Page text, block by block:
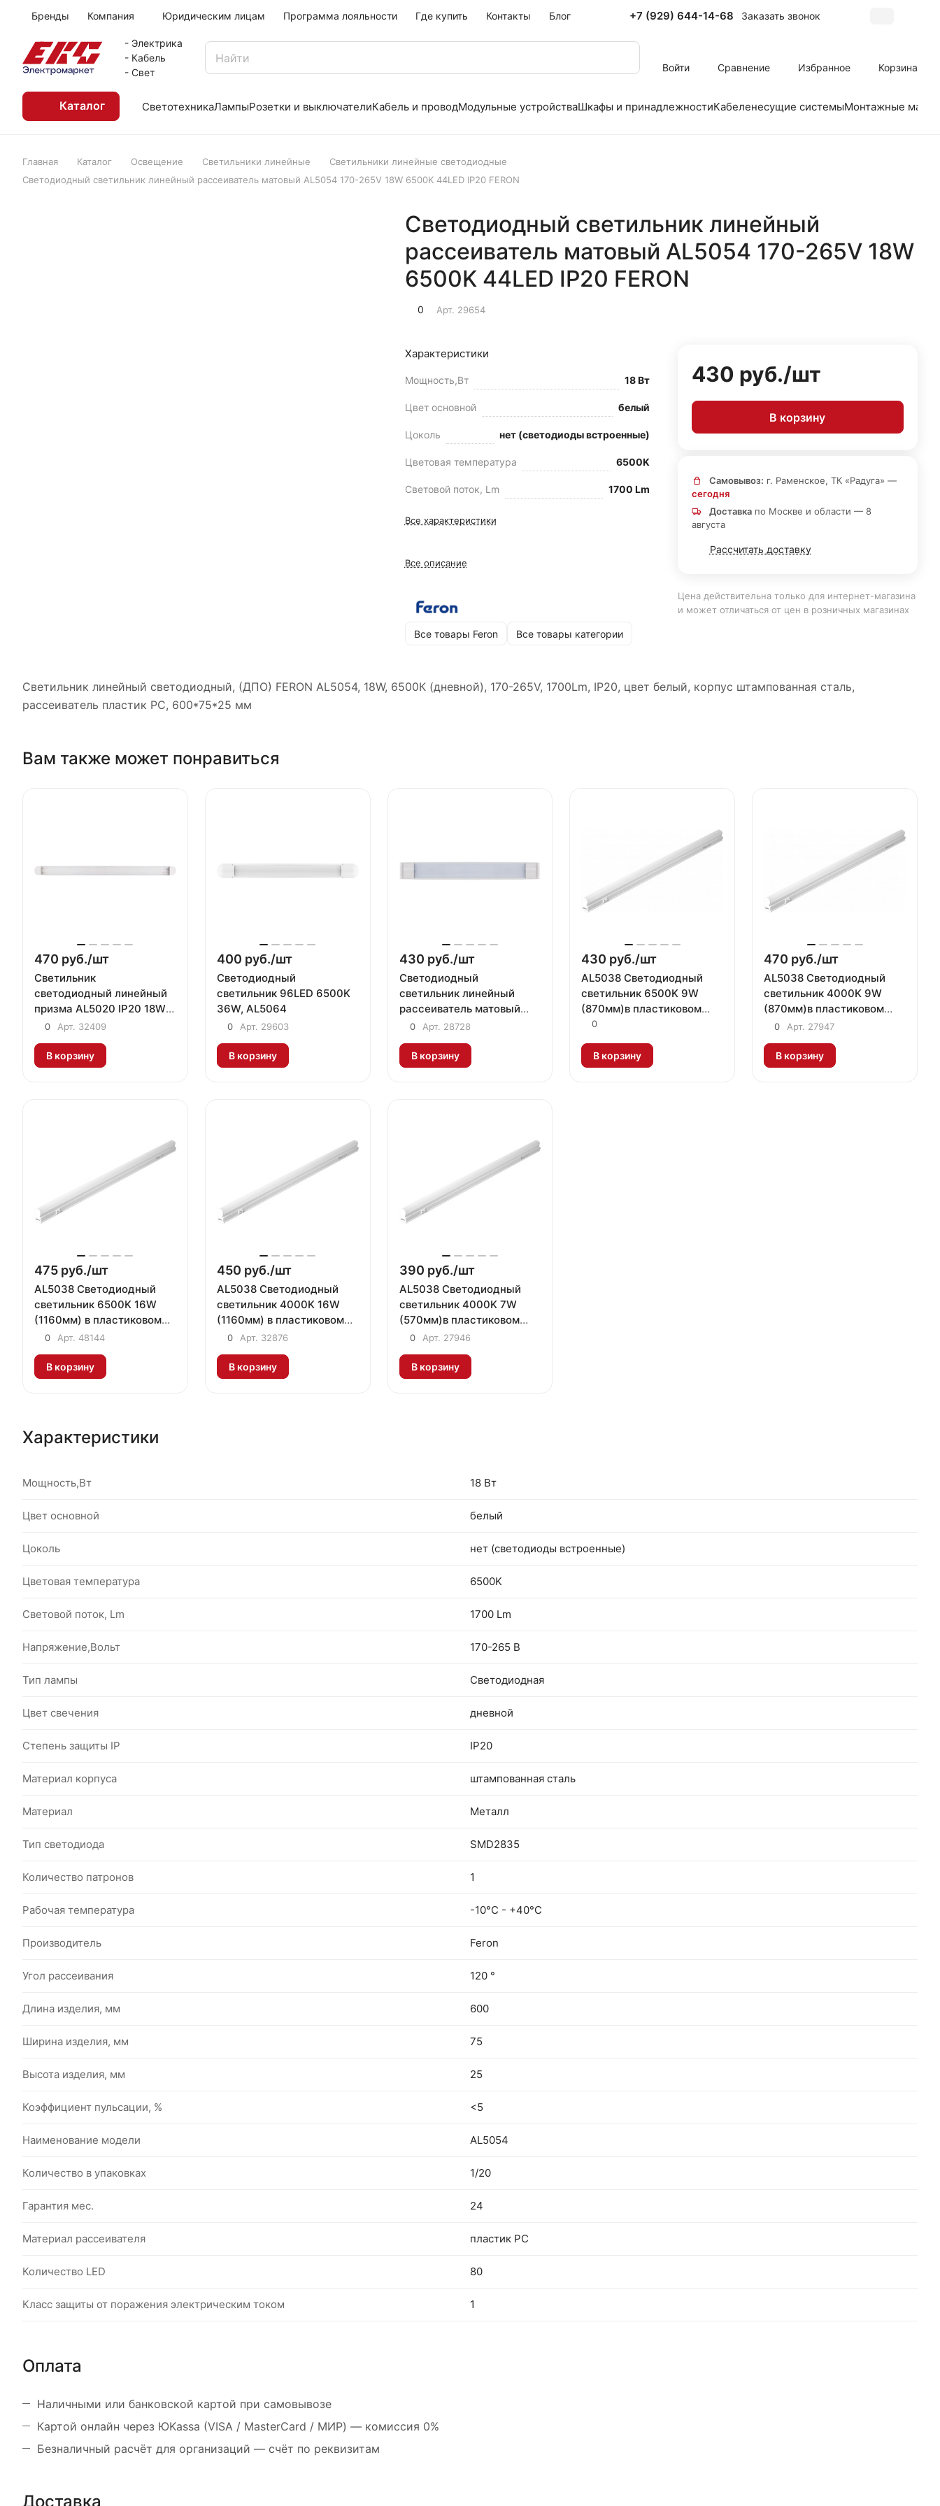
Бренды Компания Юридическим лицам Программа лояльности Где купить Контакты Блог +7 (929) 644-14-68 Заказать звонок
- Электрика
- Кабель
- Свет
Войти Сравнение Избранное Корзина
Каталог СветотехникаЛампыРозетки и выключателиКабель и проводМодульные устройстваШкафы и принадлежностиКабеленесущие системыМонтажные
Главная Каталог Освещение Светильники линейные
Светильники линейные светодиодные
Светодиодный светильник линейный рассеиватель матовый AL5054 170-265V 18W 6500K 44LED IP20 FERON
Светодиодный светильник линейный
рассеиватель матовый AL5054 170-265V 18W
6500K 44LED IP20 FERON
0 Арт. 29654
Характеристики
Мощность,Вт 18 Вт
Цвет основной белый
Цоколь нет (светодиоды встроенные)
Цветовая температура 6500K
Световой поток, Lm 1700 Lm
Все характеристики
Все описание
Все товары Feron Все товары категории
430 руб./шт
В корзину
Самовывоз: г. Раменское, ТК «Радуга» —
сегодня
Доставкапо Москве и области — 8
августа
Рассчитать доставку
Цена действительна только для интернет-магазина
и может отличаться от цен в розничных магазинах
Светильник линейный светодиодный, (ДПО) FERON AL5054, 18W, 6500К (дневной), 170-265V, 1700Lm, IP20, цвет белый, корпус штампованная сталь,
рассеиватель пластик PC, 600*75*25 мм
Вам также может понравиться
470 руб./шт
Светильник
светодиодный линейный
призма AL5020 IP20 18W
4000K 600*23*60мм
0 Арт. 32409
В корзину
400 руб./шт
Светодиодный
светильник 96LED 6500K
36W, AL5064
0 Арт. 29603
В корзину
430 руб./шт
Светодиодный
светильник линейный
рассеиватель матовый
AL5054 170-265V 18W
0 Арт. 28728
В корзину
430 руб./шт
AL5038 Светодиодный
светильник 6500K 9W
(870мм)в пластиковом
корпусе с выключателем
0
В корзину
470 руб./шт
AL5038 Светодиодный
светильник 4000K 9W
(870мм)в пластиковом
корпусе с выключателем
0 Арт. 27947
В корзину
475 руб./шт
AL5038 Светодиодный
светильник 6500K 16W
(1160мм) в пластиковом
корпусе с выключателем
0 Арт. 48144
В корзину
450 руб./шт
AL5038 Светодиодный
светильник 4000K 16W
(1160мм) в пластиковом
корпусе с выключателем
0 Арт. 32876
В корзину
390 руб./шт
AL5038 Светодиодный
светильник 4000K 7W
(570мм)в пластиковом
корпусе с выключателем
0 Арт. 27946
В корзину
Характеристики
Мощность,Вт 18 Вт
Цвет основной белый
Цоколь нет (светодиоды встроенные)
Цветовая температура 6500K
Световой поток, Lm 1700 Lm
Напряжение,Вольт 170-265 В
Тип лампы Светодиодная
Цвет свечения дневной
Степень защиты IP IP20
Материал корпуса штампованная сталь
Материал Металл
Тип светодиода SMD2835
Количество патронов 1
Рабочая температура -10°C - +40°C
Производитель Feron
Угол рассеивания 120 °
Длина изделия, мм 600
Ширина изделия, мм 75
Высота изделия, мм 25
Коэффициент пульсации, % <5
Наименование модели AL5054
Количество в упаковках 1/20
Гарантия мес. 24
Материал рассеивателя пластик PC
Количество LED 80
Класс защиты от поражения электрическим током 1
Оплата
Наличными или банковской картой при самовывозе
Картой онлайн через ЮKassa (VISA / MasterCard / МИР) — комиссия 0%
Безналичный расчёт для организаций — счёт по реквизитам
Доставка